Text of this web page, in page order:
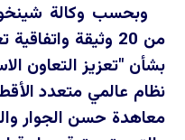
وبحسب وكالة
من 20 وثيقة
بشأن "تعزيز التعاون
نظام عالمي متعدد
معاهدة حسن الجوار